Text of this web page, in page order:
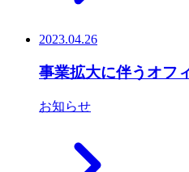
2023.04.26
事業拡大に伴うオフ
お知らせ